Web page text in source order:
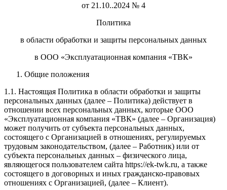
от 21.10..2024 № 4
Политика
в области обработки и защиты персональных данных
в ООО «Эксплуатационная компания «ТВК»
Общие положения
1.1. Настоящая Политика в области обработки и защиты
персональных данных (далее – Политика) действует в
отношении всех персональных данных, которые ООО
«Эксплуатационная компания «ТВК» (далее – Организация)
может получить от субъекта персональных данных,
состоящего с Организацией в отношениях, регулируемых
трудовым законодательством, (далее – Работник) или от
субъекта персональных данных – физического лица,
являющегося пользователем сайта https://ek-twk.ru, а также
состоящего в договорных и иных гражданско-правовых
отношениях с Организацией, (далее – Клиент).